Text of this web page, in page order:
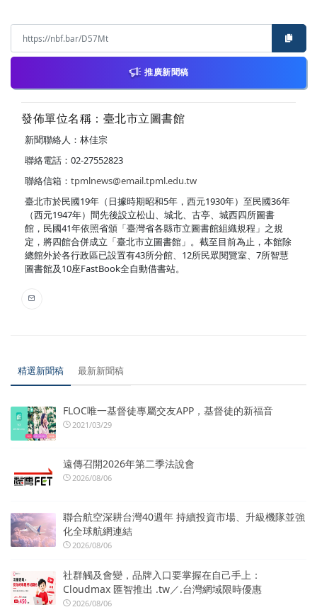
推廣新聞稿
發佈單位名稱：臺北市立圖書館
新聞聯絡人：林佳宗
聯絡電話：02-27552823
聯絡信箱： tpmlnews@email.tpml.edu.tw
臺北市於民國19年（日據時期昭和5年，西元1930年）至民國36年
（西元1947年）間先後設立松山、城北、古亭、城西四所圖書
館，民國41年依照省頒「臺灣省各縣市立圖書館組織規程」之規
定，將四館合併成立「臺北市立圖書館」。截至目前為止，本館除
總館外於各行政區已設置有43所分館、12所民眾閱覽室、7所智慧
圖書館及10座FastBook全自動借書站。
精選新聞稿 最新新聞稿
FLOC唯一基督徒專屬交友APP，基督徒的新福音
2021/03/29
遠傳召開2026年第二季法說會
2026/08/06
聯合航空深耕台灣40週年 持續投資市場、升級機隊並強
化全球航網連結
2026/08/06
社群觸及會變，品牌入口要掌握在自己手上：
Cloudmax 匯智推出 .tw／.台灣網域限時優惠
2026/08/06